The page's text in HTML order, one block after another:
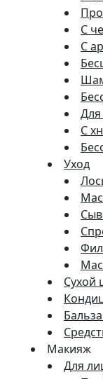
С
С
С
Уход
Сухой
Макияж
Для